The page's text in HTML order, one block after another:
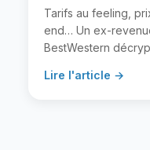
Tarifs au feeling,
end… Un ex-
BestWestern
Lire l'article →